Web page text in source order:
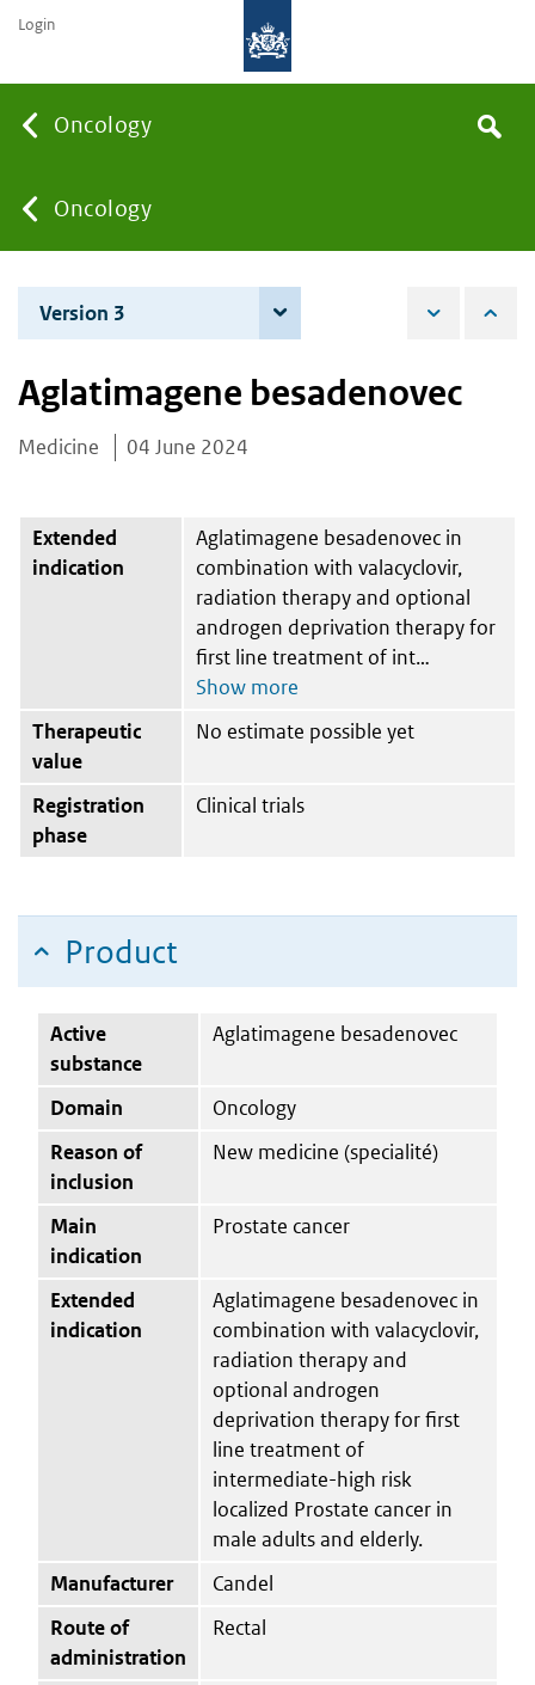
Oncology
You
are
here:
Oncology
the
Search
Login
Version 3
Aglatimagene besadenovec
Medicine 04 June 2024
Extended
indication
Aglatimagene besadenovec in
combination with valacyclovir,
radiation therapy and optional
androgen deprivation therapy for
first line treatment of int
Therapeutic
value
No estimate possible yet
Registration
phase
Clinical trials
Product
Active
substance
Aglatimagene besadenovec
Domain
Oncology
Reason of
inclusion
New medicine (specialité)
Main
indication
Prostate cancer
Extended
indication
Aglatimagene besadenovec in
combination with valacyclovir,
radiation therapy and
optional androgen
deprivation therapy for first
line treatment of
intermediate-high risk
localized Prostate cancer in
male adults and elderly.
Manufacturer
Candel
Route of
administration
Rectal